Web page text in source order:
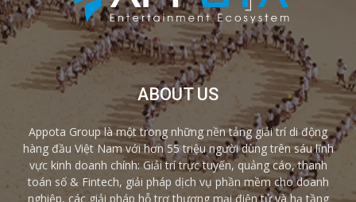
ABOUT US
Appota Group là một trong những nền tảng giải trí di động
hàng đầu Việt Nam với hơn 55 triệu người dùng trên sáu lĩnh
vực kinh doanh chính: Giải trí trực tuyến, quảng cáo, thanh
toán số & Fintech, giải pháp dịch vụ phần mềm cho doanh
nghiệp, các giải pháp hỗ trợ thương mại điện tử và hạ tầng